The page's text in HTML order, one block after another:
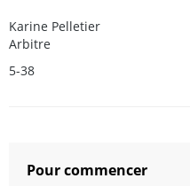
Karine Pelletier
Arbitre
5-38
Pour commencer